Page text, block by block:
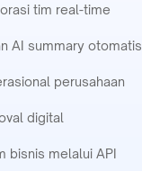
tim real-time
AI summary otomatis
perusahaan
digital
bisnis melalui API